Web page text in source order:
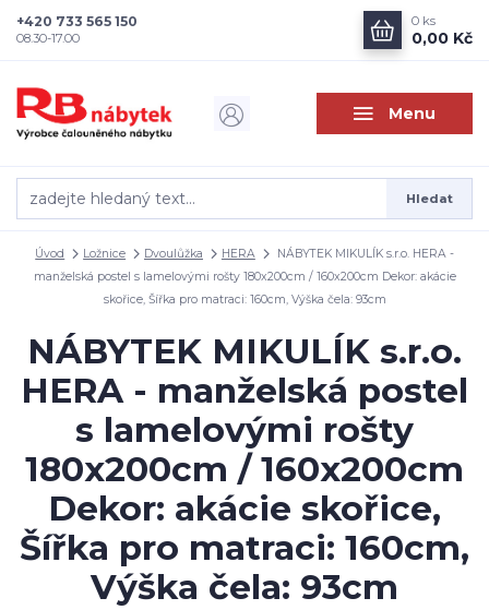
Menu
Hledat
+420 733 565 150
08.30-17.00
0 ks
0,00 Kč
Úvod Ložnice Dvoulůžka HERA
NÁBYTEK MIKULÍK s.r.o. HERA -
manželská postel s lamelovými rošty 180x200cm / 160x200cm Dekor: akácie
skořice, Šířka pro matraci: 160cm, Výška čela: 93cm
NÁBYTEK MIKULÍK s.r.o.
HERA - manželská postel
s lamelovými rošty
180x200cm / 160x200cm
Dekor: akácie skořice,
Šířka pro matraci: 160cm,
Výška čela: 93cm